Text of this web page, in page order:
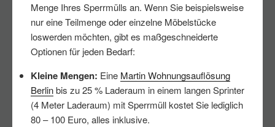
Menge Ihres Sperrmülls an. Wenn Sie beispielsweise
nur eine Teilmenge oder einzelne Möbelstücke
loswerden möchten, gibt es maßgeschneiderte
Optionen für jeden Bedarf:
Kleine Mengen: Eine Martin Wohnungsauflösung
Berlinbis zu 25 % Laderaum in einem langen Sprinter
(4 Meter Laderaum) mit Sperrmüll kostet Sie lediglich
80 – 100 Euro, alles inklusive.